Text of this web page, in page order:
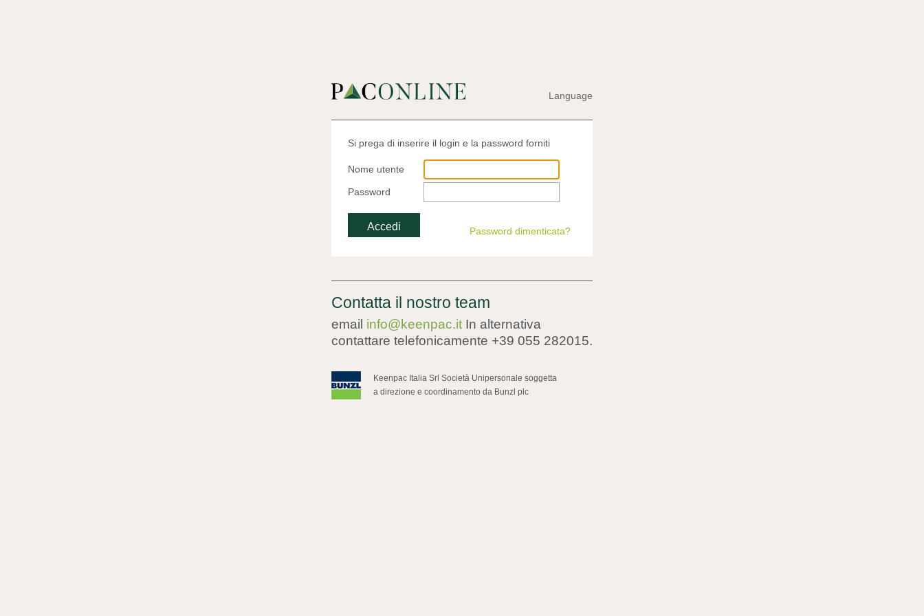
Language
Si prega di inserire il login e la password forniti
Nome utente
Password
Password dimenticata?
Contatta il nostro team
email info@keenpac.it In alternativa
contattare telefonicamente +39 055 282015.
Keenpac Italia Srl Società Unipersonale soggetta
a direzione e coordinamento da Bunzl plc